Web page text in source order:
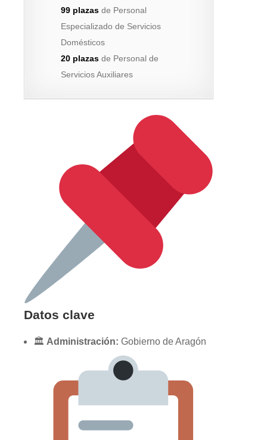
99 plazasde Personal
Especializado de Servicios
Domésticos
20 plazasde Personal de
Servicios Auxiliares
Datos clave
🏛 Administración: Gobierno de Aragón